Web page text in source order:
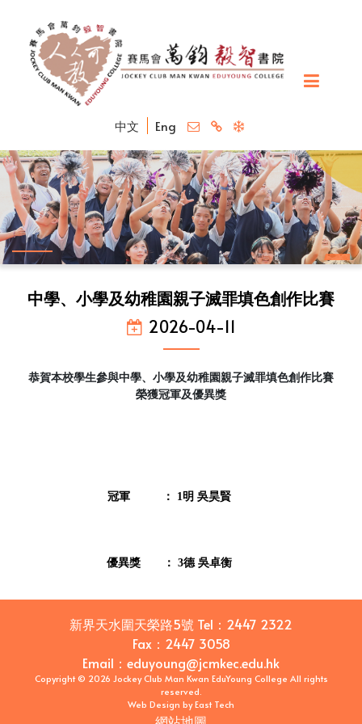
中文 Eng
中學、小學及幼稚園親子滅罪填色創作比賽
2026-04-11
恭賀本校學生參與中學、小學及幼稚園親子滅罪填色創作比賽
榮獲冠軍及優異獎
冠軍 ： 1明 吳昊賢
優異獎 ： 3德 吳卓衡
新界天水圍天榮路5號 Tel： 2447 2322
Fax： 2447 3058
Email ： eduyoung@jcmkec.edu.hk
Copyright © 2026 Jockey Club Man Kwan EduYoung College All rights
reserved.
Web Design byEast Tech